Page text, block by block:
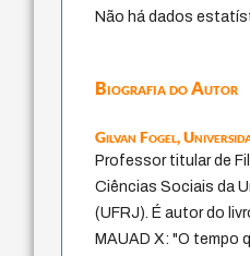
Não há dados
Biografia do Autor
Gilvan Fogel,
Professor titular de
Ciências Sociais da
(UFRJ). É autor do
MAUAD X: "O tempo